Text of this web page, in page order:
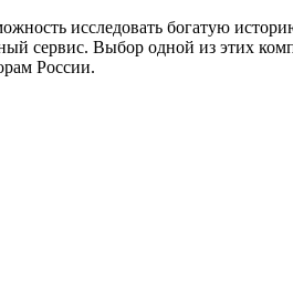
исследовать богатую
сервис. Выбор одной из этих
России.